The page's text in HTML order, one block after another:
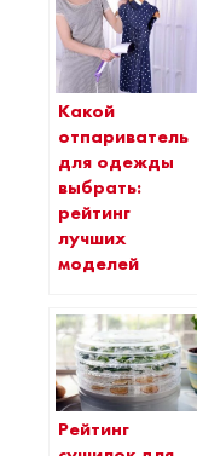
Какой
отпариватель
для одежды
выбрать:
рейтинг
лучших
моделей
Рейтинг